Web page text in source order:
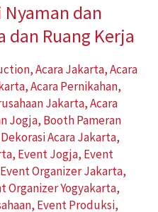
Nyaman dan
dan Ruang Kerja
,Acara Jakarta,Acara
,Acara Pernikahan,
Jakarta,Acara
Jogja, Booth Pameran
Dekorasi Acara Jakarta,
, Event Jogja, Event
Event Organizer Jakarta,
Organizer Yogyakarta,
, Event Produksi,